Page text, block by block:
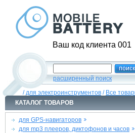
Ваш код клиента 001
расширенный поиск
/для электроинструментов / Все
КАТАЛОГ ТОВАРОВ
для GPS-навигаторов
для mp3 плееров, диктофонов и часов